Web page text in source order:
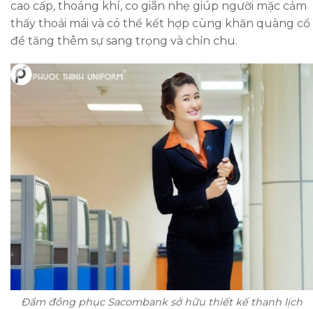
cao cấp, thoáng khí, co giãn nhẹ giúp người mặc cảm
thấy thoải mái và có thể kết hợp cùng khăn quàng cổ
để tăng thêm sự sang trọng và chỉn chu.
Đầm đồng phục Sacombank sở hữu thiết kế thanh lịch